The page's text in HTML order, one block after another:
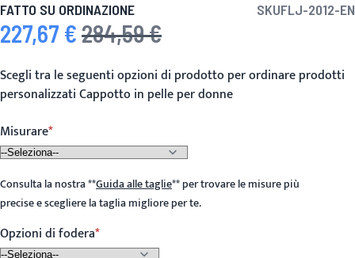
FATTO SU ORDINAZIONE SKUFLJ-2012-EN
Prezzo speciale
227,67 € Prezzo predefinito
284,59 €
Scegli tra le seguenti opzioni di prodotto per ordinare prodotti
personalizzati Cappotto in pelle per donne
Misurare
Consulta la nostra**Guida alle taglie**per trovare le misure più
precise e scegliere la taglia migliore per te.
Opzioni di fodera